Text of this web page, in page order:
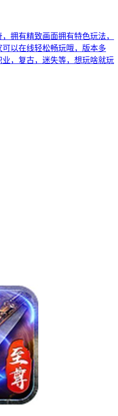
拥有精致画面拥有特色玩法，
以在线轻松畅玩哦，版本多
，复古，迷失等，想玩啥就玩